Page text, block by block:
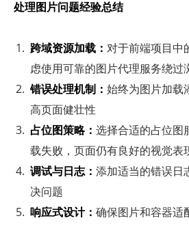
处理图片问题经验总结
跨域资源加载： 对于前端项目中
虑使用可靠的图片代理服务绕过
错误处理机制： 始终为图片加载
高页面健壮性
占位图策略： 选择合适的占位图
载失败，页面仍有良好的视觉表
调试与日志： 添加适当的错误日
决问题
响应式设计： 确保图片和容器适